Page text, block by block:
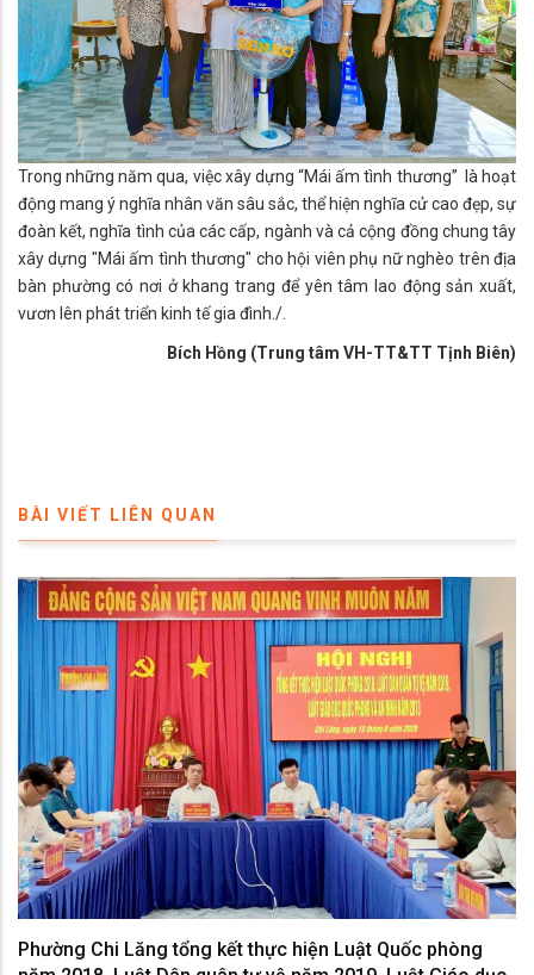
Trong những năm qua, việc xây dựng “Mái ấm tình thương” là hoạt
động mang ý nghĩa nhân văn sâu sắc, thể hiện nghĩa cử cao đẹp, sự
đoàn kết, nghĩa tình của các cấp, ngành và cả cộng đồng chung tây
xây dựng "Mái ấm tình thương" cho hội viên phụ nữ nghèo trên địa
bàn phường có nơi ở khang trang để yên tâm lao động sản xuất,
vươn lên phát triển kinh tế gia đình./.
Bích Hồng (Trung tâm VH-TT&TT Tịnh Biên)
BÀI VIẾT LIÊN QUAN
Phường Chi Lăng tổng kết thực hiện Luật Quốc phòng